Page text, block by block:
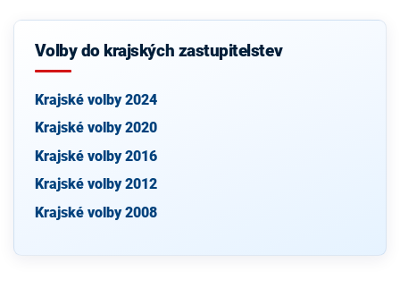
Volby do krajských zastupitelstev
Krajské volby 2024
Krajské volby 2020
Krajské volby 2016
Krajské volby 2012
Krajské volby 2008